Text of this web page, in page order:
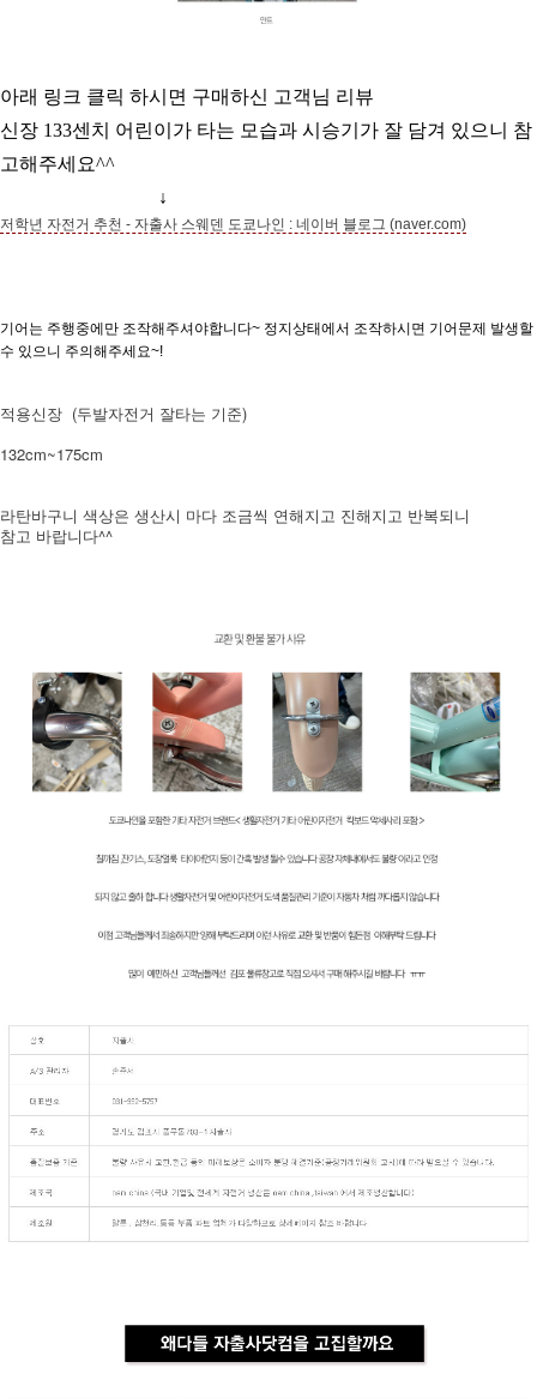
아래 링크 클릭 하시면 구매하신 고객님 리뷰
신장 133센치 어린이가 타는 모습과 시승기가 잘 담겨 있으니 참
고해주세요^^
↓
저학년 자전거 추천 - 자출사 스웨덴 도쿄나인 : 네이버 블로그 (naver.com)
기어는 주행중에만 조작해주셔야합니다~ 정지상태에서 조작하시면 기어문제 발생할
수 있으니 주의해주세요~!
적용신장 (두발자전거 잘타는 기준)
132cm~175cm
라탄바구니 색상은 생산시 마다 조금씩 연해지고 진해지고 반복되니
참고 바랍니다^^